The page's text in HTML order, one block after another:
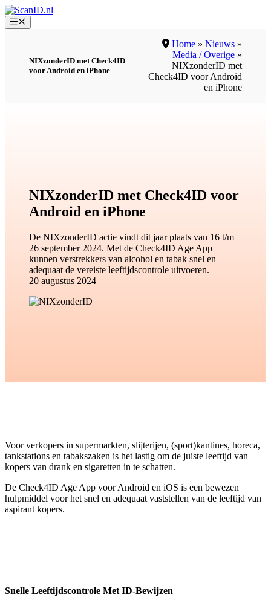
Ga
naar
de
Menu
NIXzonderID met Check4ID
voor Android en iPhone
Home » Nieuws »
Media / Overige »
NIXzonderID met
Check4ID voor Android
en iPhone
NIXzonderID met Check4ID voor
Android en iPhone
De NIXzonderID actie vindt dit jaar plaats van 16 t/m
26 september 2024. Met de Check4ID Age App
kunnen verstrekkers van alcohol en tabak snel en
adequaat de vereiste leeftijdscontrole uitvoeren.
20 augustus 2024
Voor verkopers in supermarkten, slijterijen, (sport)kantines, horeca,
tankstations en tabakszaken is het lastig om de juiste leeftijd van
kopers van drank en sigaretten in te schatten.
De Check4ID Age App voor Android en iOS is een bewezen
hulpmiddel voor het snel en adequaat vaststellen van de leeftijd van
aspirant kopers.
Snelle Leeftijdscontrole Met ID-Bewijzen